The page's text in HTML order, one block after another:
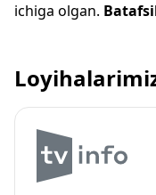
ichiga olgan.